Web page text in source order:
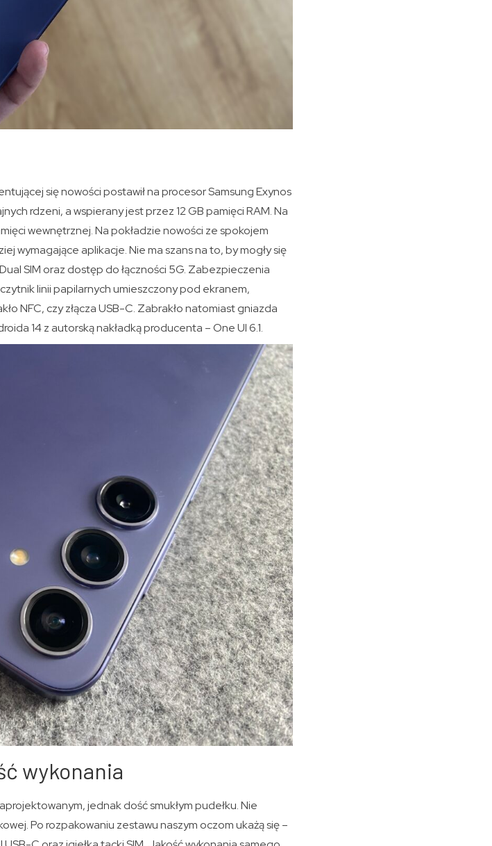
się nowości postawił na procesor Samsung Exynos
rdzeni, a wspierany jest przez 12 GB pamięci RAM. Na
wewnętrznej. Na pokładzie nowości ze spokojem
wymagające aplikacje. Nie ma szans na to, by mogły się
SIM oraz dostęp do łączności 5G. Zabezpieczenia
linii papilarnych umieszczony pod ekranem,
NFC, czy złącza USB-C. Zabrakło natomiast gniazda
14 z autorską nakładką producenta – One UI 6.1.
wykonania
jednak dość smukłym pudełku. Nie
Po rozpakowaniu zestawu naszym oczom ukażą się –